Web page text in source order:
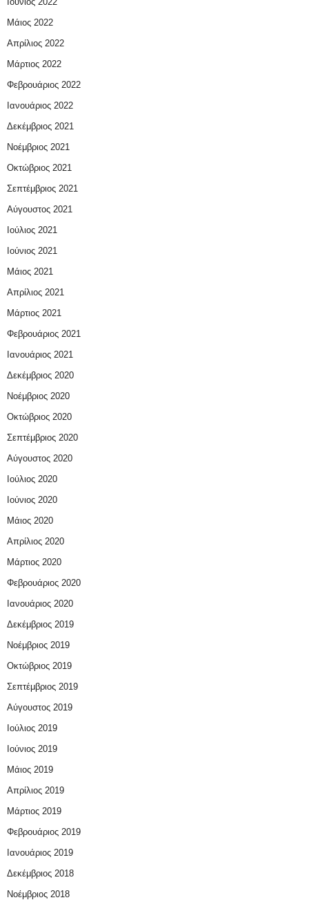
Μάιος 2022
Απρίλιος 2022
Μάρτιος 2022
Φεβρουάριος 2022
Ιανουάριος 2022
Δεκέμβριος 2021
Νοέμβριος 2021
Οκτώβριος 2021
Σεπτέμβριος 2021
Αύγουστος 2021
Ιούλιος 2021
Ιούνιος 2021
Μάιος 2021
Απρίλιος 2021
Μάρτιος 2021
Φεβρουάριος 2021
Ιανουάριος 2021
Δεκέμβριος 2020
Νοέμβριος 2020
Οκτώβριος 2020
Σεπτέμβριος 2020
Αύγουστος 2020
Ιούλιος 2020
Ιούνιος 2020
Μάιος 2020
Απρίλιος 2020
Μάρτιος 2020
Φεβρουάριος 2020
Ιανουάριος 2020
Δεκέμβριος 2019
Νοέμβριος 2019
Οκτώβριος 2019
Σεπτέμβριος 2019
Αύγουστος 2019
Ιούλιος 2019
Ιούνιος 2019
Μάιος 2019
Απρίλιος 2019
Μάρτιος 2019
Φεβρουάριος 2019
Ιανουάριος 2019
Δεκέμβριος 2018
Νοέμβριος 2018